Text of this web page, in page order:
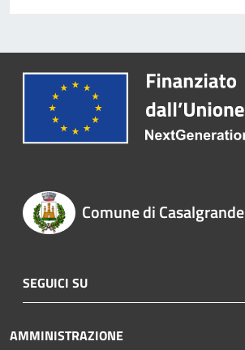
Comune di Casalgrande
SEGUICI SU
AMMINISTRAZIONE